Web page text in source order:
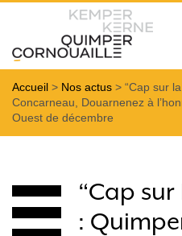
Accueil > Nos actus > “Cap sur
Concarneau, Douarnenez à
Ouest de décembre
“Cap
: